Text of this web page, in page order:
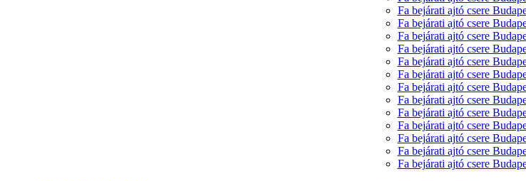
Fa bejárati ajtó csere
Fa bejárati ajtó csere
Fa bejárati ajtó csere
Fa bejárati ajtó csere
Fa bejárati ajtó csere
Fa bejárati ajtó csere
Fa bejárati ajtó csere
Fa bejárati ajtó csere
Fa bejárati ajtó csere
Fa bejárati ajtó csere
Fa bejárati ajtó csere
Fa bejárati ajtó csere
Fa bejárati ajtó csere